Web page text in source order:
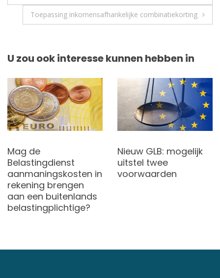
Toepassing inkomensafhankelijke combinatiekorting
U zou ook interesse kunnen hebben in
Mag de
Belastingdienst
aanmaningskosten in
rekening brengen
aan een buitenlands
belastingplichtige?
Nieuw GLB: mogelijk
uitstel twee
voorwaarden